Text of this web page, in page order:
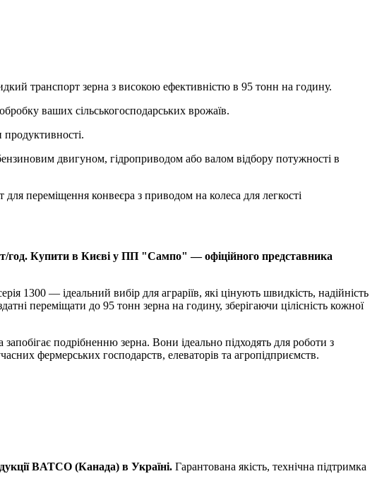
транспорт зерна з високою ефективністю в 95 тонн на годину.
ваших сільськогосподарських врожаїв.
продуктивності.
двигуном, гідроприводом або валом відбору потужності в
переміщення конвеєра з приводом на колеса для легкості
т/год. Купити в Києві у ПП "Сампо" — офіційного представника
1300 — ідеальний вибір для аграріїв, які цінують швидкість, надійність
переміщати до 95 тонн зерна на годину, зберігаючи цілісність кожної
подрібненню зерна. Вони ідеально підходять для роботи з
фермерських господарств, елеваторів та агропідприємств.
BATCO (Канада) в Україні. Гарантована якість, технічна підтримка